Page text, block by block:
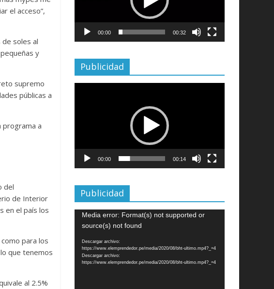
el acceso”,
soles al
y
supremo
públicas a
programa a
del
de Interior
en el país los
para los
que tenemos
al 2.5%
00:00 00:32
Publicidad
00:00 00:14
Publicidad
Reproductor
Media error: Format(s) not supported or
source(s) not found
Descargar archivo:
https://www.elemprendedor.pe/media/2020/08/bht-ultimo.mp4?_=4
Descargar archivo:
https://www.elemprendedor.pe/media/2020/08/bht-ultimo.mp4?_=4